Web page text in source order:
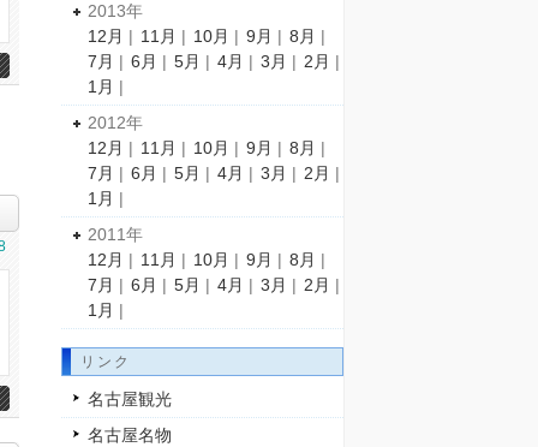
2013年
12月 | 11月 | 10月 | 9月 | 8月 |
7月 | 6月 | 5月 | 4月 | 3月 | 2月 |
1月 |
2012年
12月 | 11月 | 10月 | 9月 | 8月 |
7月 | 6月 | 5月 | 4月 | 3月 | 2月 |
1月 |
2011年
12月 | 11月 | 10月 | 9月 | 8月 |
7月 | 6月 | 5月 | 4月 | 3月 | 2月 |
1月 |
リンク
名古屋観光
名古屋名物